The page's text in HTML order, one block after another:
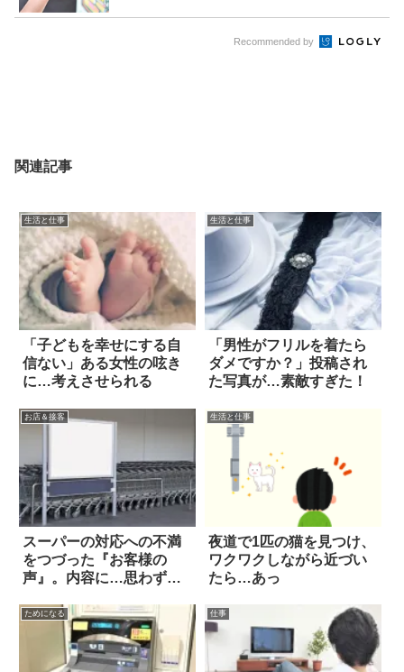
Recommended by
関連記事
生活と仕事
「子どもを幸せにする自
信ない」ある女性の呟き
に…考えさせられる
生活と仕事
「男性がフリルを着たら
ダメですか？」投稿され
た写真が…素敵すぎた！
お店＆接客
スーパーの対応への不満
をつづった『お客様の
声』。内容に…思わず絶
生活と仕事
夜道で1匹の猫を見つけ、
ワクワクしながら近づい
たら…あっ
ためになる 仕事